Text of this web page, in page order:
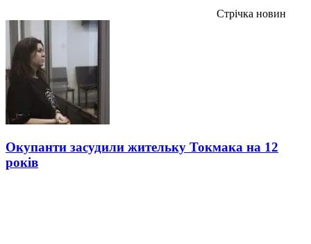
Стрічка новин
Окупанти засудили жительку Токмака на 12
років